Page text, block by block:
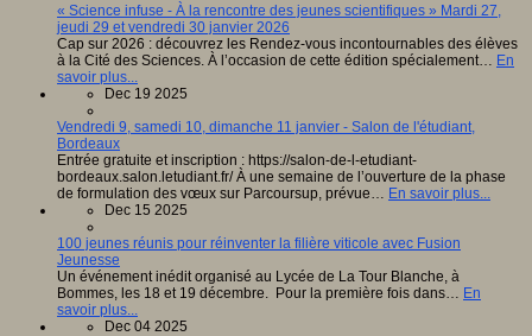
« Science infuse - À la rencontre des jeunes scientifiques » Mardi 27,
jeudi 29 et vendredi 30 janvier 2026
Cap sur 2026 : découvrez les Rendez-vous incontournables des élèves
à la Cité des Sciences. À l’occasion de cette édition spécialement… En
savoir plus...
Dec 19 2025
Vendredi 9, samedi 10, dimanche 11 janvier - Salon de l'étudiant,
Bordeaux
Entrée gratuite et inscription : https://salon-de-l-etudiant-
bordeaux.salon.letudiant.fr/ À une semaine de l’ouverture de la phase
de formulation des vœux sur Parcoursup, prévue… En savoir plus...
Dec 15 2025
100 jeunes réunis pour réinventer la filière viticole avec Fusion
Jeunesse
Un événement inédit organisé au Lycée de La Tour Blanche, à
Bommes, les 18 et 19 décembre. Pour la première fois dans… En
savoir plus...
Dec 04 2025